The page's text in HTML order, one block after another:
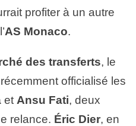
profiter à un autre
AS Monaco.
des transferts, le
officialisé les
et Ansu Fati, deux
relance. Éric Dier, en